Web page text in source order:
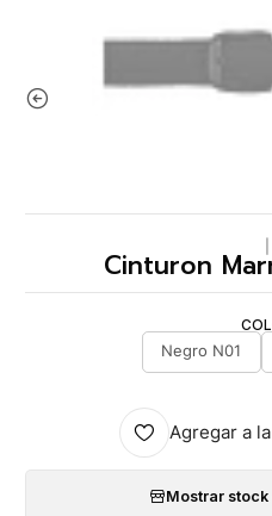
Cinturon
Negro N01
Agregar a
Mostrar